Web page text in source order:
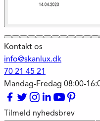
Kontakt os
info@skanlux.dk
70 21 45 21
Mandag-Fredag 08:00-
Tilmeld nyhedsbrev